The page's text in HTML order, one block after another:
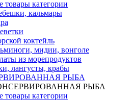
товары категории
кальмары
коктейль
мидии, вонголе
из морепродуктов
лангусты, крабы
РЫБА
РЫБА
товары категории